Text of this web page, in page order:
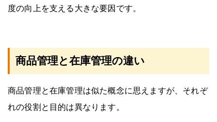
度の向上を支える大きな要因です。
商品管理と在庫管理の違い
商品管理と在庫管理は似た概念に思えますが、それぞ
れの役割と目的は異なります。